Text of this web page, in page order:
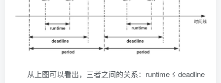
从上图可以看出，三者之间的关系：runtime ≤ deadline